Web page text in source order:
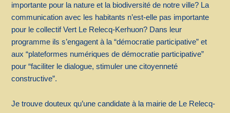
importante pour la nature et la biodiversité de notre ville? La
communication avec les habitants n’est-elle pas importante
pour le collectif Vert Le Relecq-Kerhuon? Dans leur
programme ils s’engagent à la “démocratie participative” et
aux “plateformes numériques de démocratie participative”
pour “faciliter le dialogue, stimuler une citoyenneté
constructive”.
Je trouve douteux qu’une candidate à la mairie de Le Relecq-